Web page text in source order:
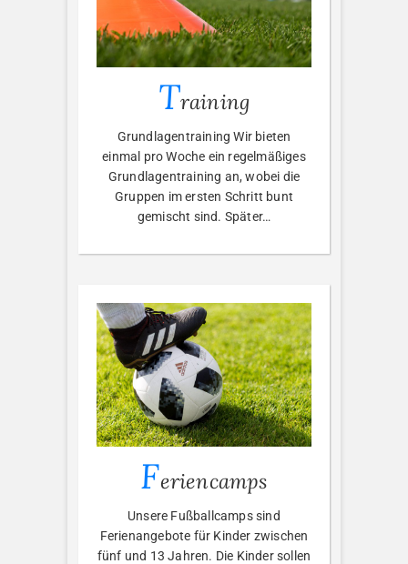
Training
Grundlagentraining Wir bieten
einmal pro Woche ein regelmäßiges
Grundlagentraining an, wobei die
Gruppen im ersten Schritt bunt
gemischt sind. Später…
Feriencamps
Unsere Fußballcamps sind
Ferienangebote für Kinder zwischen
fünf und 13 Jahren. Die Kinder sollen